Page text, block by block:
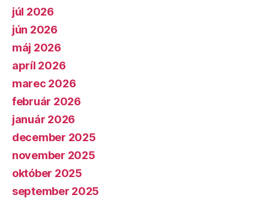
júl 2026
jún 2026
máj 2026
apríl 2026
marec 2026
február 2026
január 2026
december 2025
november 2025
október 2025
september 2025